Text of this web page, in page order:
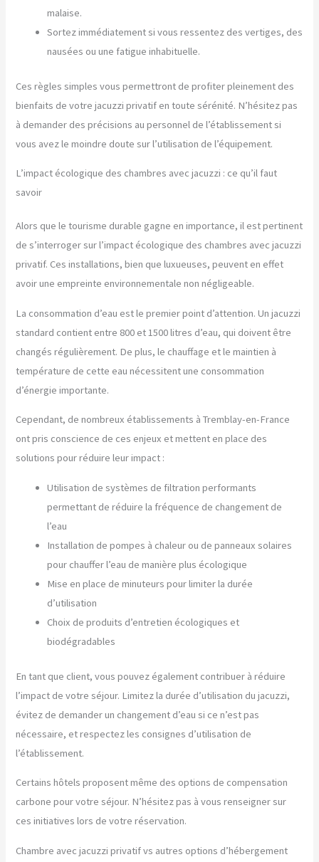
malaise.
Sortez immédiatement si vous ressentez des vertiges, des
nausées ou une fatigue inhabituelle.
Ces règles simples vous permettront de profiter pleinement des
bienfaits de votre jacuzzi privatif en toute sérénité. N’hésitez pas
à demander des précisions au personnel de l’établissement si
vous avez le moindre doute sur l’utilisation de l’équipement.
L’impact écologique des chambres avec jacuzzi : ce qu’il faut
savoir
Alors que le tourisme durable gagne en importance, il est pertinent
de s’interroger sur l’impact écologique des chambres avec jacuzzi
privatif. Ces installations, bien que luxueuses, peuvent en effet
avoir une empreinte environnementale non négligeable.
La consommation d’eau est le premier point d’attention. Un jacuzzi
standard contient entre 800 et 1500 litres d’eau, qui doivent être
changés régulièrement. De plus, le chauffage et le maintien à
température de cette eau nécessitent une consommation
d’énergie importante.
Cependant, de nombreux établissements à Tremblay-en-France
ont pris conscience de ces enjeux et mettent en place des
solutions pour réduire leur impact :
Utilisation de systèmes de filtration performants
permettant de réduire la fréquence de changement de
l’eau
Installation de pompes à chaleur ou de panneaux solaires
pour chauffer l’eau de manière plus écologique
Mise en place de minuteurs pour limiter la durée
d’utilisation
Choix de produits d’entretien écologiques et
biodégradables
En tant que client, vous pouvez également contribuer à réduire
l’impact de votre séjour. Limitez la durée d’utilisation du jacuzzi,
évitez de demander un changement d’eau si ce n’est pas
nécessaire, et respectez les consignes d’utilisation de
l’établissement.
Certains hôtels proposent même des options de compensation
carbone pour votre séjour. N’hésitez pas à vous renseigner sur
ces initiatives lors de votre réservation.
Chambre avec jacuzzi privatif vs autres options d’hébergement